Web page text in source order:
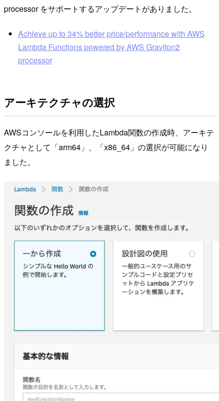
processor をサポートするアップデートがありました。
Achieve up to 34% better price/performance with AWS
Lambda Functions powered by AWS Graviton2
processor
アーキテクチャの選択
AWSコンソールを利用したLambda関数の作成時、アーキテ
クチャとして「arm64」、「x86_64」の選択が可能になり
ました。